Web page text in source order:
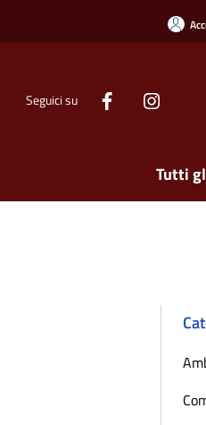
Seguici su
Tutti